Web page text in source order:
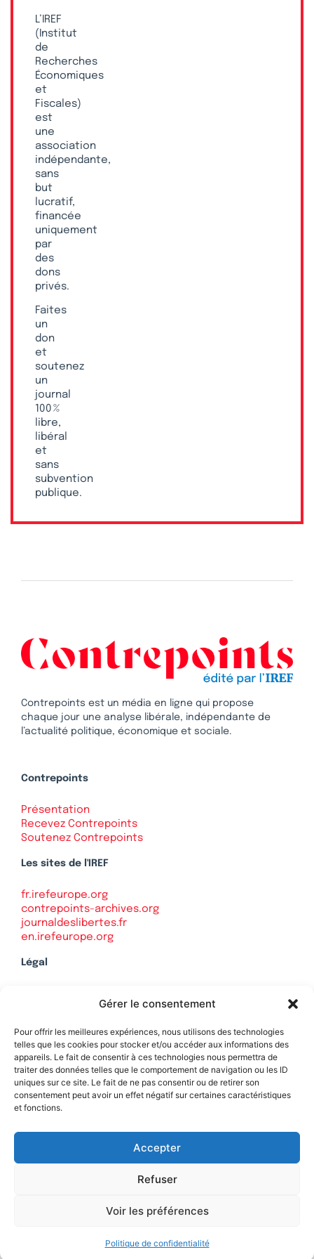
Gérer le consentement
Pour offrir les meilleures expériences, nous utilisons des technologies
telles que les cookies pour stocker et/ou accéder aux informations des
appareils. Le fait de consentir à ces technologies nous permettra de
traiter des données telles que le comportement de navigation ou les ID
uniques sur ce site. Le fait de ne pas consentir ou de retirer son
consentement peut avoir un effet négatif sur certaines caractéristiques
et fonctions.
Accepter
Refuser
Voir les préférences
Politique de confidentialité
L’IREF
(Institut
de
Recherches
Économiques
et
Fiscales)
est
une
association
indépendante,
sans
but
lucratif,
financée
uniquement
par
des
dons
privés.
Faites
un
don
et
soutenez
un
journal
100 %
libre,
libéral
et
sans
subvention
publique.
Contrepoints est un média en ligne qui propose
chaque jour une analyse libérale, indépendante de
l’actualité politique, économique et sociale.
Contrepoints
Présentation
Recevez Contrepoints
Soutenez Contrepoints
Les sites de l'IREF
fr.irefeurope.org
contrepoints-archives.org
journaldeslibertes.fr
en.irefeurope.org
Légal
Politique de confidentialité
Contact
Soutenez Contrepoints
une réalisation SCENE 64